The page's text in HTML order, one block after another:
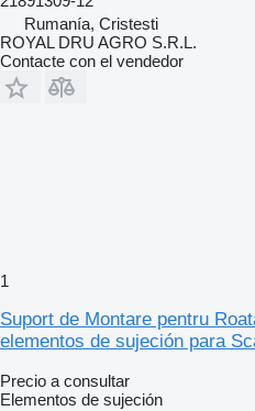
Rumanía, Cristesti
ROYAL DRU AGRO S.R.L.
Contacte con el vendedor
1
Suport de Montare pentru
elementos de sujeción para
Precio a consultar
Elementos de sujeción